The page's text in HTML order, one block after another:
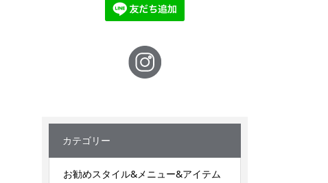
カテゴリー
お勧めスタイル&メニュー&アイテム